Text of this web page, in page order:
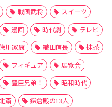
戦国武将
スイーツ
漫画 時代劇
テレビ
川家康 織田信長
抹茶
フィギュア
展覧会
豊臣兄弟！
昭和時代
斎 鎌倉殿の13人